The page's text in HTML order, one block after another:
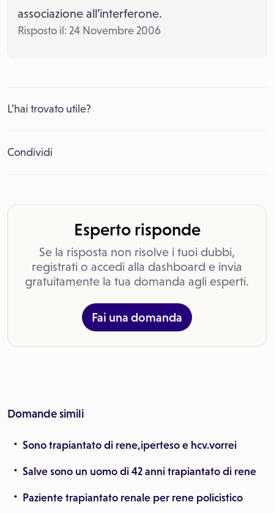
associazione all’interferone.
Risposto il: 24 Novembre 2006
L’hai trovato utile?
Condividi
Esperto risponde
Se la risposta non risolve i tuoi dubbi,
registrati o accedi alla dashboard e invia
gratuitamente la tua domanda agli esperti.
Fai una domanda
Domande simili
Sono trapiantato di rene,iperteso e hcv.vorrei
Salve sono un uomo di 42 anni trapiantato di rene
Paziente trapiantato renale per rene policistico